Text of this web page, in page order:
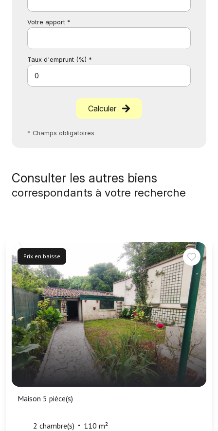
Votre apport *
Taux d'emprunt (%) *
Calculer
* Champs obligatoires
Consulter les autres biens
correspondants à votre recherche
Prix en baisse
Maison 5 pièce(s)
2 chambre(s) 110 m²